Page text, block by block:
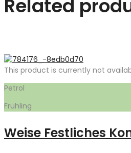
Related
This product is currently not
Petrol
Frühling
Weise Festliches